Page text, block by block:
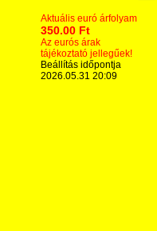
Aktuális euró árfolyam
350.00 Ft
Az eurós árak
tájékoztató jellegűek!
Beállítás időpontja
2026.05.31 20:09